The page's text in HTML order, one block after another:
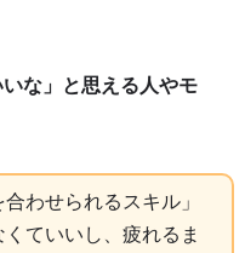
いな」と思える人やモ
わせられるスキル」
ていいし、疲れるま